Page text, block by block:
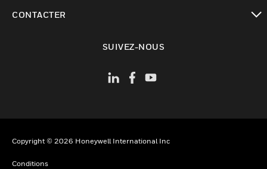
CONTACTER
SUIVEZ-NOUS
Copyright © 2026 Honeywell International Inc
Conditions